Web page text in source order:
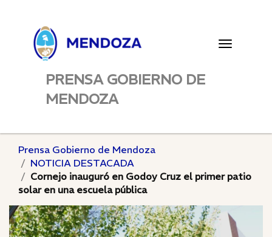
Toggle
PRENSA GOBIERNO DE
MENDOZA
Prensa Gobierno de Mendoza
NOTICIA DESTACADA
Cornejo inauguró en Godoy Cruz el primer patio
solar en una escuela pública